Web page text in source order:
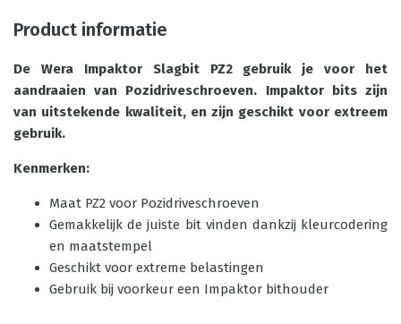
Product informatie
De Wera Impaktor Slagbit PZ2 gebruik je voor het
aandraaien van Pozidriveschroeven. Impaktor bits zijn
van uitstekende kwaliteit, en zijn geschikt voor extreem
gebruik.
Kenmerken:
Maat PZ2 voor Pozidriveschroeven
Gemakkelijk de juiste bit vinden dankzij kleurcodering
en maatstempel
Geschikt voor extreme belastingen
Gebruik bij voorkeur een Impaktor bithouder